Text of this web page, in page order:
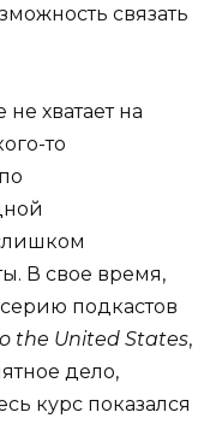
связать
хватает на
то
В свое время,
подкастов
the United States,
дело,
курс показался